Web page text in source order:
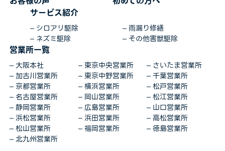
サービス紹介
シロアリ駆除
雨漏り修繕
ネズミ駆除
その他害獣駆除
営業所一覧
大阪本社 東京中央営業所
さいたま営業所
加古川営業所
東京中野営業所
千葉営業所
京都営業所
横浜営業所
松戸営業所
名古屋営業所
岡山営業所
松江営業所
静岡営業所
広島営業所
山口営業所
浜松営業所
浜田営業所
高松営業所
松山営業所
福岡営業所
徳島営業所
北九州営業所